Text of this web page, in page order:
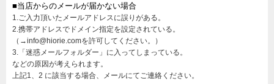
■当店からのメールが届かない場合
1.ご入力頂いたメールアドレスに誤りがある。
2.携帯アドレスでドメイン指定を設定されている。
（→info@hiorie.comを許可してください。）
3.「迷惑メールフォルダー」に入ってしまっている。
などの原因が考えられます。
上記1、2 に該当する場合、メールにてご連絡ください。